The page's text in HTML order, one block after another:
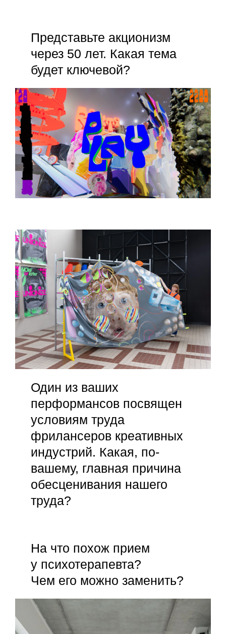
Представьте акционизм
через 50 лет. Какая тема
будет ключевой?
Один из ваших
перформансов посвящен
условиям труда
фрилансеров креативных
индустрий. Какая, по-
вашему, главная причина
обесценивания нашего
труда?
На что похож прием
у психотерапевта?
Чем его можно заменить?